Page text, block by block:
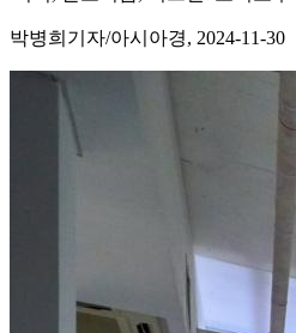
박병희기자/아시아경, 2024-11-30